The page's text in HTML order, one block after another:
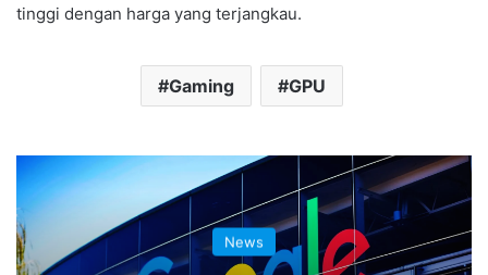
tinggi dengan harga yang terjangkau.
Gaming GPU
News